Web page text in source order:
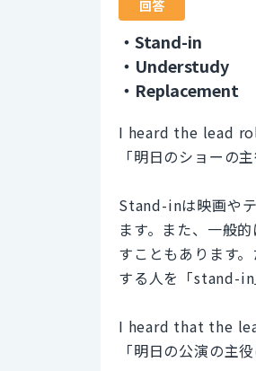
回答
・Stand-in
・Understudy
・Replacement
I heard the lead
「明日のショーの
Stand-inは映画や
ます。また、一般
すこともあります
する人を「stand-in
I heard that the
「明日の公演の主